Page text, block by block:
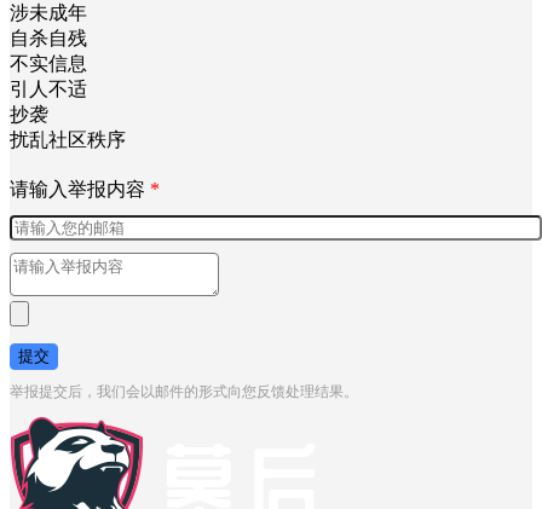
涉未成年
自杀自残
不实信息
引人不适
抄袭
扰乱社区秩序
请输入举报内容 *
提交
举报提交后，我们会以邮件的形式向您反馈处理结果。